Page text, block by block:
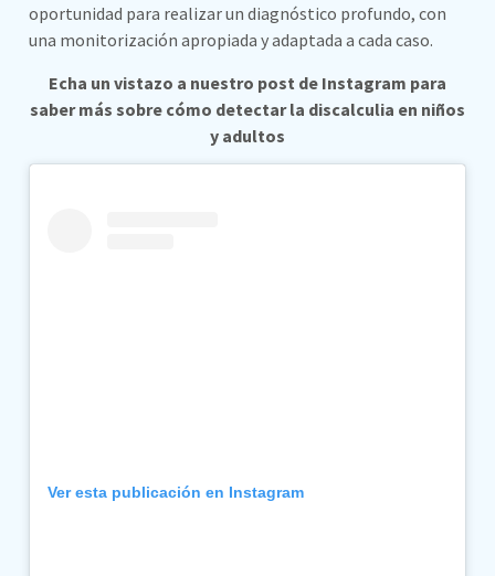
oportunidad para realizar un diagnóstico profundo, con
una monitorización apropiada y adaptada a cada caso.
Echa un vistazo a nuestro post de Instagram para
saber más sobre cómo detectar la discalculia en niños
y adultos
Ver esta publicación en Instagram